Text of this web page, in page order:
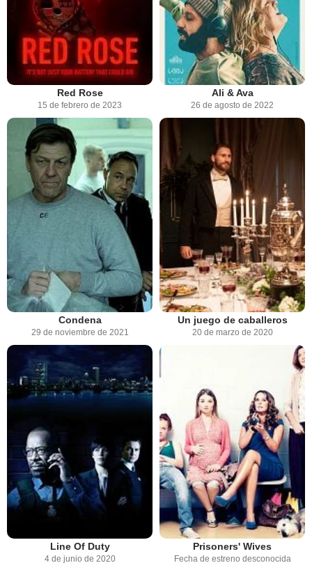
Red Rose
15 de febrero de 2023
Ali & Ava
26 de agosto de 2022
Condena
29 de noviembre de 2021
Un juego de caballeros
20 de marzo de 2020
Line Of Duty
4 de junio de 2020
Prisoners' Wives
Fecha de estreno desconocida